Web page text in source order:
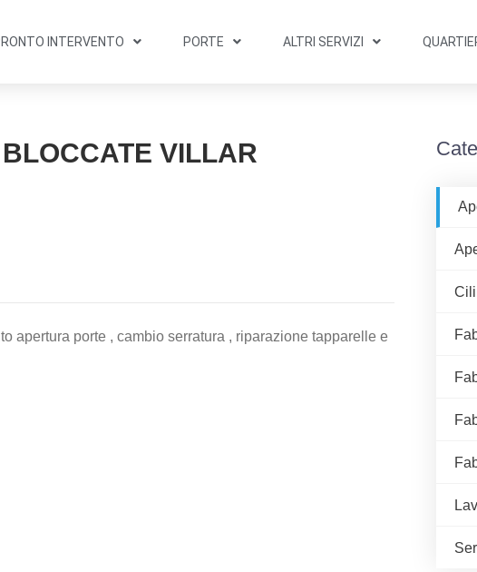
INTERVENTO PORTE ALTRI SERVIZI
VILLAR
apertura porte , cambio serratura , riparazione tapparelle e